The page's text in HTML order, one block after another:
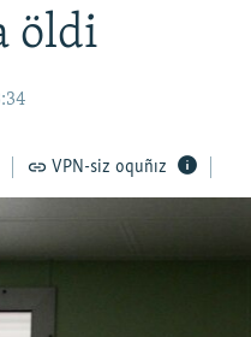
öldi
VPN-siz oquñız